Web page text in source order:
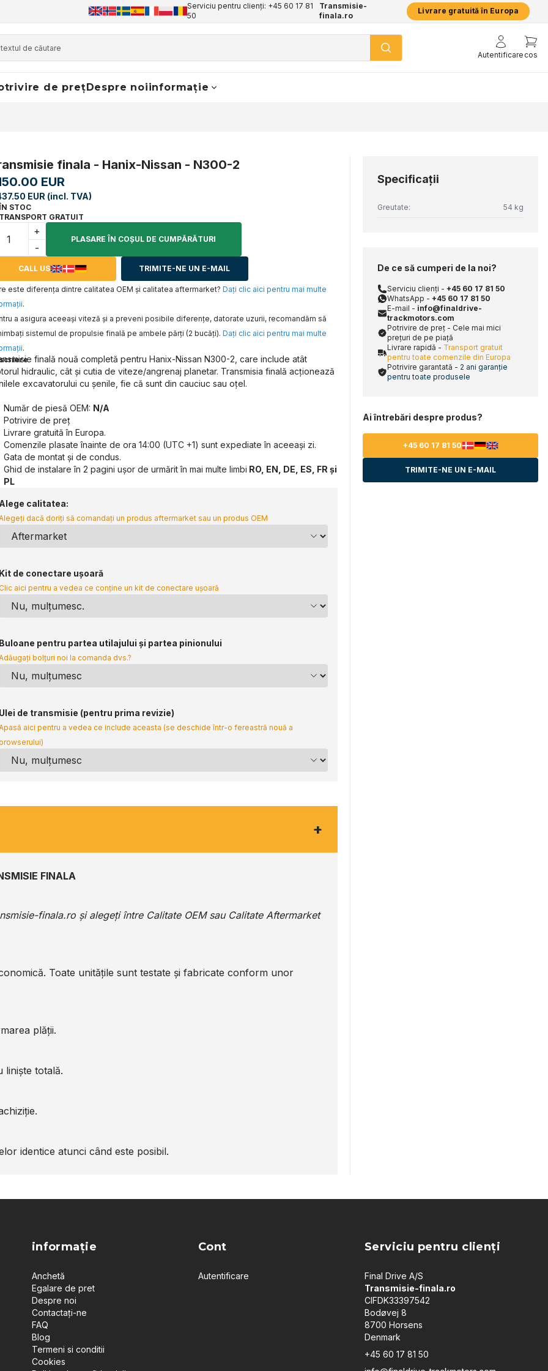
Serviciu pentru clienți: +45 60 17 81
50
Transmisie-
finala.ro
Livrare gratuită în Europa
Autentificare cos
de prețDespre noiinformație
finala - Hanix-Nissan - N300-2
EUR
EUR (incl. TVA)
ÎN STOC
TRANSPORT GRATUIT
+
-
PLASARE ÎN COŞUL DE CUMPĂRĂTURI
CALL US TRIMITE-NE UN E-MAIL
este diferența dintre calitatea OEM și calitatea aftermarket? Daţi clic aici pentru mai multe
.
a asigura aceeaşi viteză şi a preveni posibile diferenţe, datorate uzurii, recomandăm să
sistemul de propulsie finală pe ambele părţi (2 bucăţi). Daţi clic aici pentru mai multe
.
finală nouă completă pentru Hanix-Nissan N300-2, care include atât
hidraulic, cât și cutia de viteze/angrenaj planetar. Transmisia finală acționează
excavatorului cu șenile, fie că sunt din cauciuc sau oțel.
Număr de piesă OEM: N/A
Potrivire de preț
Livrare gratuită în Europa.
Comenzile plasate înainte de ora 14:00 (UTC +1) sunt expediate în aceeași zi.
Gata de montat și de condus.
Ghid de instalare în 2 pagini ușor de urmărit în mai multe limbi RO, EN, DE, ES, FR și
PL
Alege calitatea:
dacă doriți să comandați un produs aftermarket sau un produs OEM
Kit de conectare ușoară
aici pentru a vedea ce conține un kit de conectare ușoară
Buloane pentru partea utilajului și partea pinionului
bolțuri noi la comanda dvs.?
Ulei de transmisie (pentru prima revizie)
aici pentru a vedea ce include aceasta (se deschide într-o fereastră nouă a
+
FINALA
finala.ro și alegeți între Calitate OEM sau Calitate Aftermarket
Toate unitățile sunt testate și fabricate conform unor
plății.
liniște totală.
identice atunci când este posibil.
Specificaţii
Greutate: 54 kg
De ce să cumperi de la noi?
Serviciu clienți - +45 60 17 81 50
WhatsApp - +45 60 17 81 50
E-mail - info@finaldrive-
trackmotors.com
Potrivire de preț - Cele mai mici
prețuri de pe piață
Livrare rapidă - Transport gratuit
pentru toate comenzile din Europa
Potrivire garantată - 2 ani garanție
pentru toate produsele
Ai întrebări despre produs?
+45 60 17 81 50
TRIMITE-NE UN E-MAIL
informație
Anchetă
Egalare de pret
Despre noi
Contactați-ne
FAQ
Blog
Termeni si conditii
Cookies
Cont
Autentificare
Serviciu pentru clienți
Final Drive A/S
Transmisie-finala.ro
CIFDK33397542
Bodøvej 8
8700 Horsens
Denmark
+45 60 17 81 50